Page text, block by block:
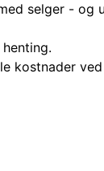
selger - og
kostnader